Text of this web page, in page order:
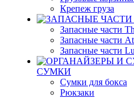
Крепеж груза
Запасные части
Запасные части
Запасные части
СУМКИ
Сумки для бокса
Рюкзаки